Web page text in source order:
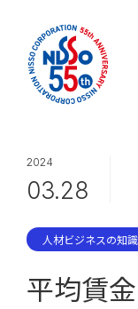
2024
03.28
人材ビジネスの知識
平均賃金